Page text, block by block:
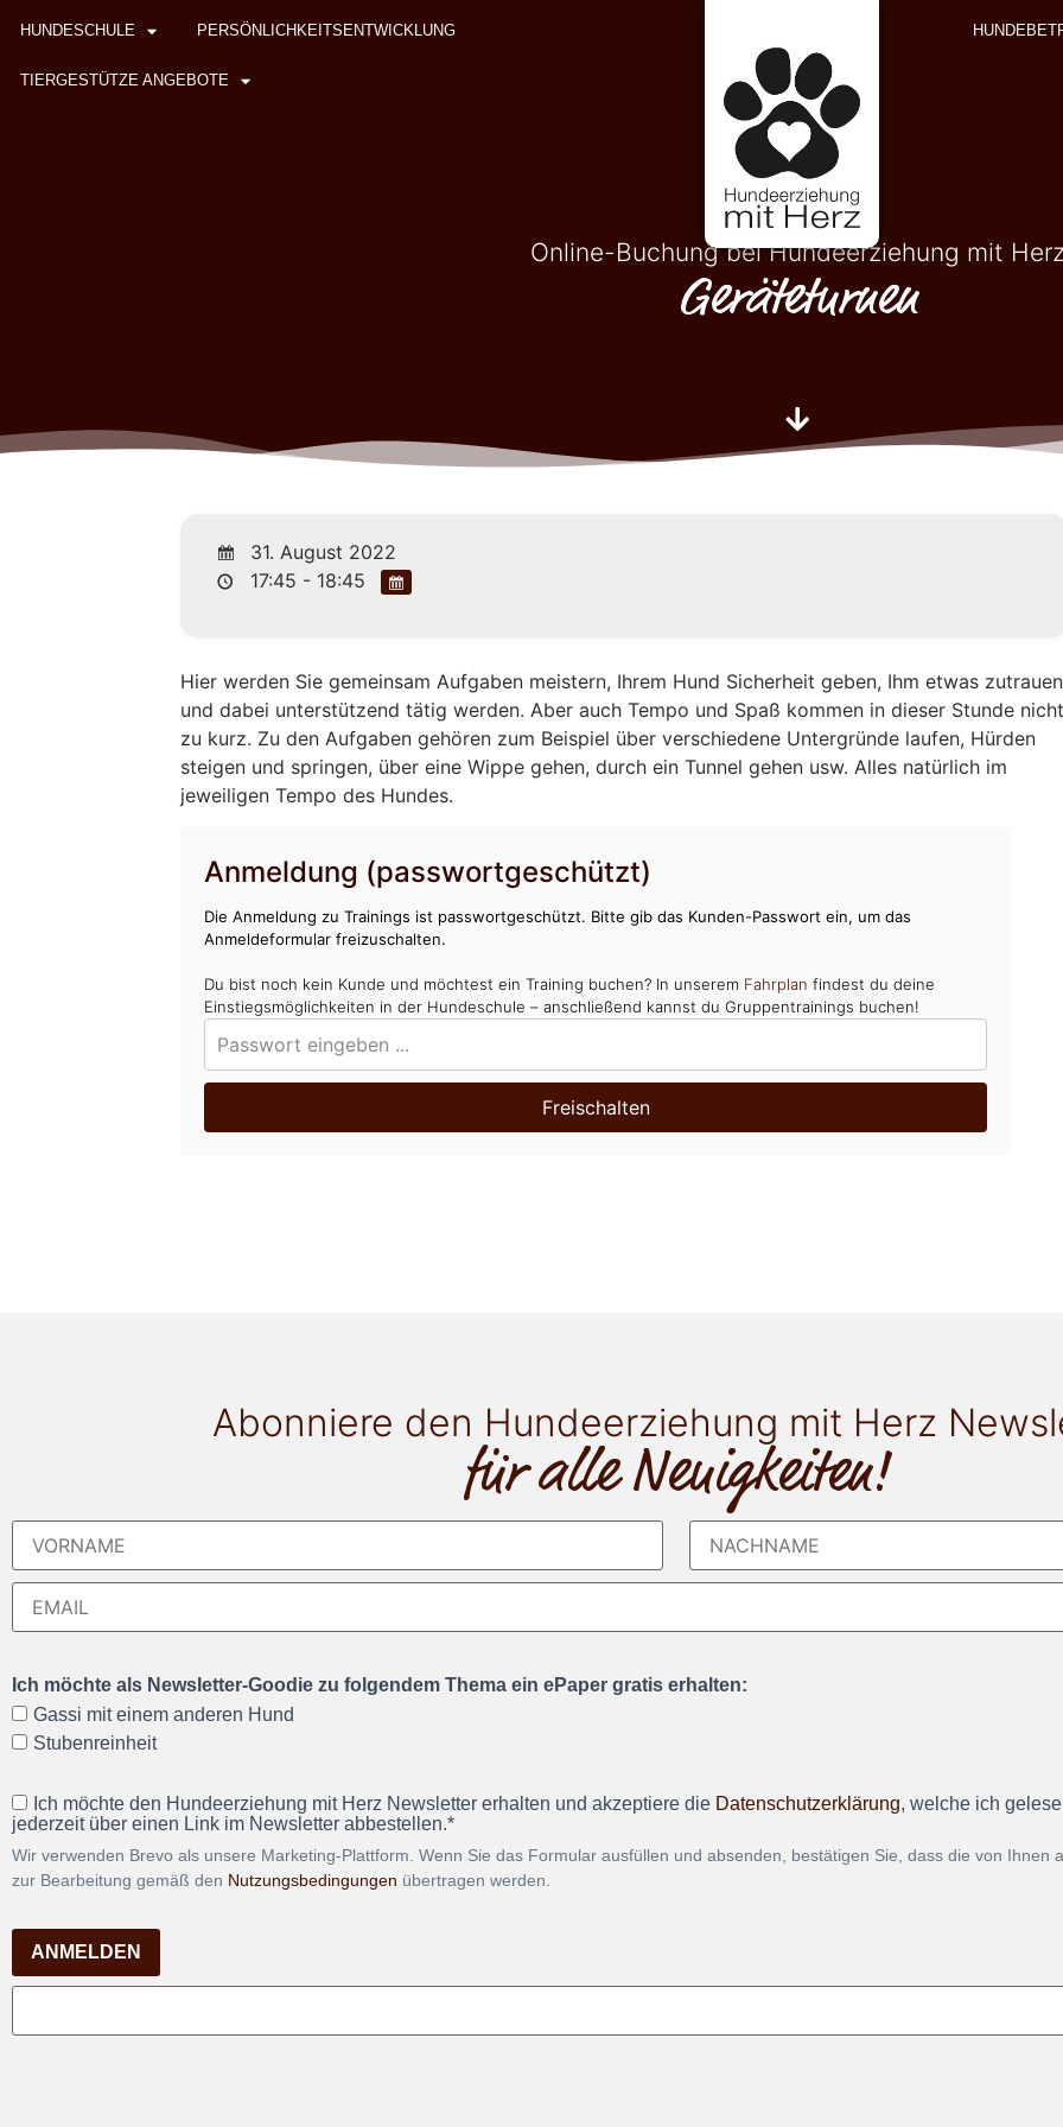
HUNDESCHULE PERSÖNLICHKEITSENTWICKLUNG
TIERGESTÜTZE ANGEBOTE
Online-Buchung bei Hundeerziehung mit
Geräteturnen
31. August 2022
17:45 - 18:45
Hier werden Sie gemeinsam Aufgaben meistern, Ihrem Hund Sicherheit geben, Ihm etwas zutrauen
und dabei unterstützend tätig werden. Aber auch Tempo und Spaß kommen in dieser Stunde
zu kurz. Zu den Aufgaben gehören zum Beispiel über verschiedene Untergründe laufen, Hürden
steigen und springen, über eine Wippe gehen, durch ein Tunnel gehen usw. Alles natürlich im
jeweiligen Tempo des Hundes.
Anmeldung (passwortgeschützt)
Die Anmeldung zu Trainings ist passwortgeschützt. Bitte gib das Kunden-Passwort ein, um das
Anmeldeformular freizuschalten.
Du bist noch kein Kunde und möchtest ein Training buchen? In unserem Fahrplan findest du deine
Einstiegsmöglichkeiten in der Hundeschule – anschließend kannst du Gruppentrainings buchen!
Freischalten
Abonniere den Hundeerziehung mit Herz
für alle Neuigkeiten!
Ich möchte als Newsletter-Goodie zu folgendem Thema ein ePaper gratis erhalten:
Gassi mit einem anderen Hund
Stubenreinheit
Ich möchte den Hundeerziehung mit Herz Newsletter erhalten und akzeptiere die Datenschutzerklärung, welche ich
jederzeit über einen Link im Newsletter abbestellen.*
Wir verwenden Brevo als unsere Marketing-Plattform. Wenn Sie das Formular ausfüllen und absenden, bestätigen Sie, dass die von Ihnen
zur Bearbeitung gemäß den Nutzungsbedingungen übertragen werden.
ANMELDEN